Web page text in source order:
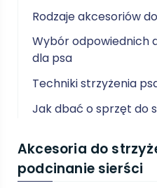
Rodzaje akcesoriów
Wybór odpowiednich
dla psa
Techniki strzyżenia
Jak dbać o sprzęt do
Akcesoria do
podcinanie sierści